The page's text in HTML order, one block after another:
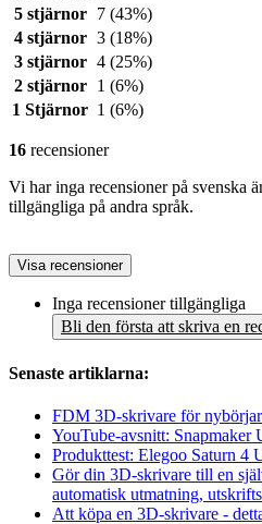
5 stjärnor
7 (43%)
4 stjärnor 3 (18%)
3 stjärnor 4 (25%)
2 stjärnor
1 (6%)
1 Stjärnor 1 (6%)
16 recensioner
Vi har inga recensioner på svenska
tillgängliga på andra språk.
Visa recensioner
Inga recensioner tillgängliga
Bli den första att skriva en
Senaste artiklarna:
FDM 3D-skrivare för
YouTube-avsnitt: Snapmaker
Produkttest: Elegoo Saturn 4
Gör din 3D-skrivare till en
automatisk utmatning,
Att köpa en 3D-skrivare -